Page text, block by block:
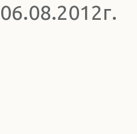
06.08.2012г.